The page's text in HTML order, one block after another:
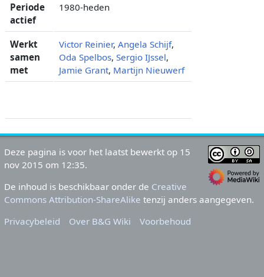
Periode
actief
1980-heden
Werkt
samen
met
Victor Reinier, Angela Schijf,
Oda Spelbos, Sergio IJssel,
Jamie Grant, Martijn Nieuwerf
Deze pagina is voor het laatst bewerkt op 15
nov 2015 om 12:35.
De inhoud is beschikbaar onder de Creative
Commons Attribution-ShareAlike tenzij anders aangegeven.
Privacybeleid
Over B&G Wiki Voorbehoud